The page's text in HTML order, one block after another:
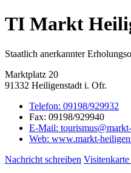
TI Markt
Staatlich anerkannter
Marktplatz 20
91332 Heiligenstadt i. Ofr.
Telefon: 09198/929932
Fax: 09198/929940
E-Mail:
Web: www.markt-
Nachricht schreiben